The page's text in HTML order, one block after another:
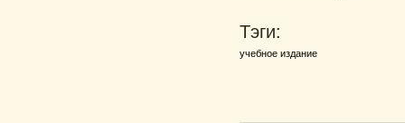
Тэги:
учебное издание